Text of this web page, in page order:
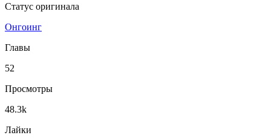
Статус оригинала
Онгоинг
Главы
52
Просмотры
48.3k
Лайки